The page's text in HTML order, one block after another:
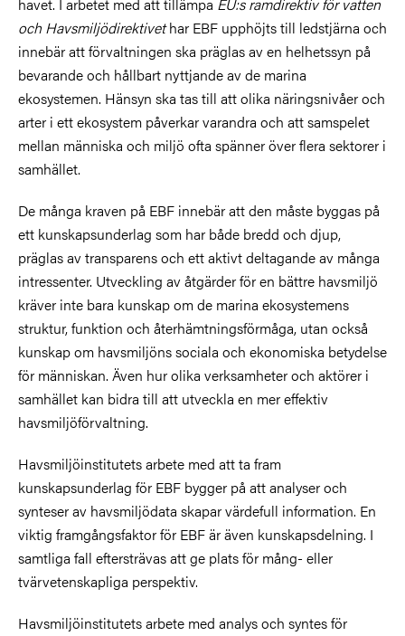
och Havsmiljödirektivethar EBF upphöjts till ledstjärna och
innebär att förvaltningen ska präglas av en helhetssyn på
bevarande och hållbart nyttjande av de marina
ekosystemen. Hänsyn ska tas till att olika näringsnivåer och
arter i ett ekosystem påverkar varandra och att samspelet
mellan människa och miljö ofta spänner över flera sektorer i
samhället.
De många kraven på EBF innebär att den måste byggas på
ett kunskapsunderlag som har både bredd och djup,
präglas av transparens och ett aktivt deltagande av många
intressenter. Utveckling av åtgärder för en bättre havsmiljö
kräver inte bara kunskap om de marina ekosystemens
struktur, funktion och återhämtningsförmåga, utan också
kunskap om havsmiljöns sociala och ekonomiska betydelse
för människan. Även hur olika verksamheter och aktörer i
samhället kan bidra till att utveckla en mer effektiv
havsmiljöförvaltning.
Havsmiljöinstitutets arbete med att ta fram
kunskapsunderlag för EBF bygger på att analyser och
synteser av havsmiljödata skapar värdefull information. En
viktig framgångsfaktor för EBF är även kunskapsdelning. I
samtliga fall eftersträvas att ge plats för mång- eller
tvärvetenskapliga perspektiv.
Havsmiljöinstitutets arbete med analys och syntes för